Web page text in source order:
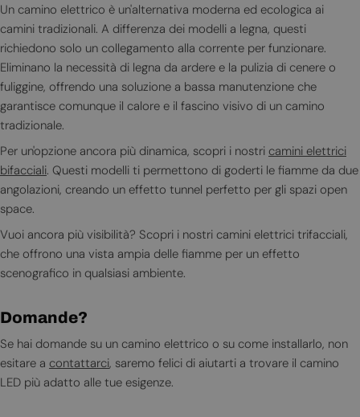
Un camino elettrico è un'alternativa moderna ed ecologica ai
camini tradizionali. A differenza dei modelli a legna, questi
richiedono solo un collegamento alla corrente per funzionare.
Eliminano la necessità di legna da ardere e la pulizia di cenere o
fuliggine, offrendo una soluzione a bassa manutenzione che
garantisce comunque il calore e il fascino visivo di un camino
tradizionale.
Per un'opzione ancora più dinamica, scopri i nostri camini elettrici
bifacciali. Questi modelli ti permettono di goderti le fiamme da due
angolazioni, creando un effetto tunnel perfetto per gli spazi open
space.
Vuoi ancora più visibilità? Scopri i nostri camini elettrici trifacciali,
che offrono una vista ampia delle fiamme per un effetto
scenografico in qualsiasi ambiente.
Domande?
Se hai domande su un camino elettrico o su come installarlo, non
esitare a contattarci, saremo felici di aiutarti a trovare il camino
LED più adatto alle tue esigenze.